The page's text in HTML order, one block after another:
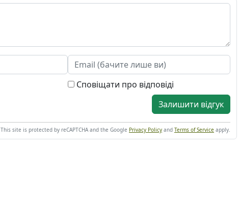
Сповіщати про відповіді
Залишити відгук
This site is protected by reCAPTCHA and the Google Privacy Policy and Terms of Service apply.